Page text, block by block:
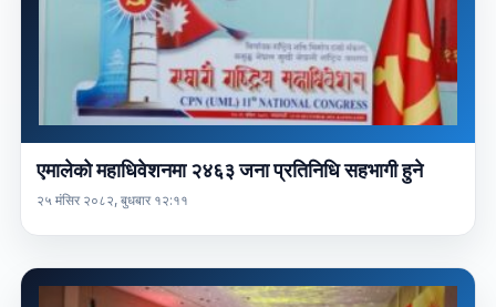
एमालेको महाधिवेशनमा २४६३ जना प्रतिनिधि सहभागी हुने
२५ मंसिर २०८२, बुधबार १२:११